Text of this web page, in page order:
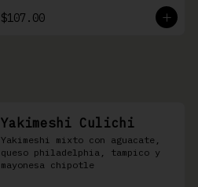
$107.00
Yakimeshi Culichi
Yakimeshi mixto con aguacate,
queso philadelphia, tampico y
mayonesa chipotle